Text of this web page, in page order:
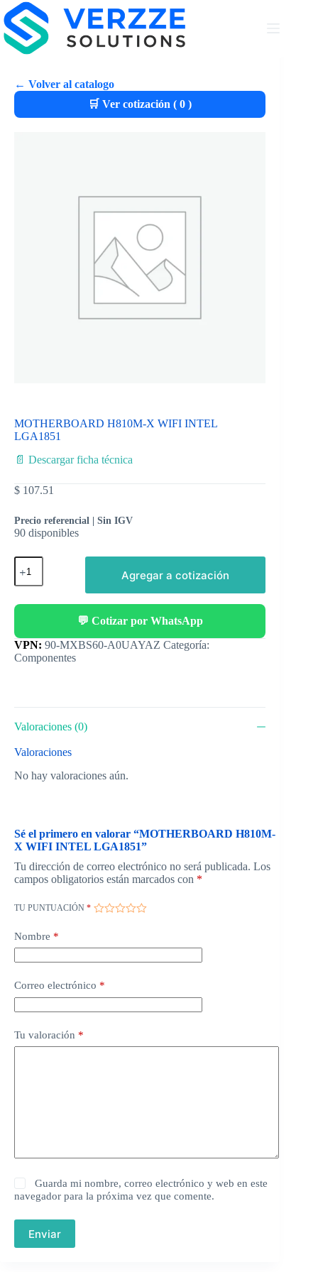
← Volver al catalogo
🛒 Ver cotización ( 0)
MOTHERBOARD H810M-X WIFI INTEL
LGA1851
📄 Descargar ficha técnica
$ 107.51
Precio referencial | Sin IGV
90 disponibles
Agregar a cotización
💬 Cotizar por WhatsApp
Categoría:
Componentes
Valoraciones (0)
Valoraciones
No hay valoraciones aún.
Sé el primero en valorar “MOTHERBOARD H810M-
X WIFI INTEL LGA1851”
Tu dirección de correo electrónico no será publicada. Los
campos obligatorios están marcados con *
TU PUNTUACIÓN *
Nombre *
Correo electrónico *
Tu valoración *
Guarda mi nombre, correo electrónico y web en este
navegador para la próxima vez que comente.
Enviar